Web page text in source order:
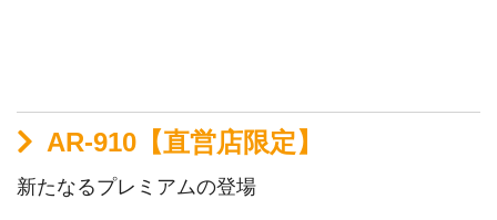
AR-910【直営店限定】
新たなるプレミアムの登場